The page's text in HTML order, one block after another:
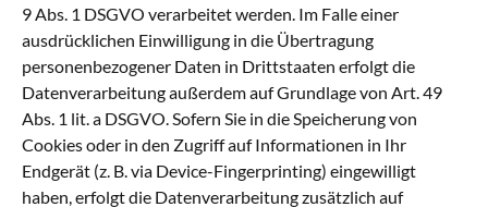
9 Abs. 1 DSGVO verarbeitet werden. Im Falle einer
ausdrücklichen Einwilligung in die Übertragung
personenbezogener Daten in Drittstaaten erfolgt die
Datenverarbeitung außerdem auf Grundlage von Art. 49
Abs. 1 lit. a DSGVO. Sofern Sie in die Speicherung von
Cookies oder in den Zugriff auf Informationen in Ihr
Endgerät (z. B. via Device-Fingerprinting) eingewilligt
haben, erfolgt die Datenverarbeitung zusätzlich auf